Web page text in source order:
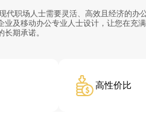
代职场人士需要灵活、高效且经济的办
业及移动办公专业人士设计，让您在充
期承诺。
高性价比